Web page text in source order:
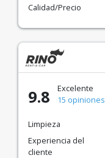
Calidad/Precio
9.8
Excelente
15 opiniones
Limpieza
Experiencia del
cliente